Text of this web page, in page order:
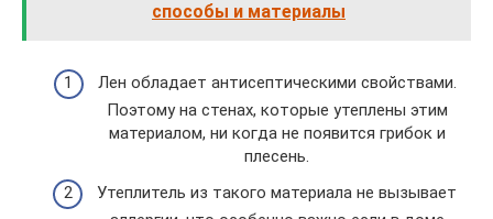
способы и материалы
Лен обладает антисептическими свойствами.
Поэтому на стенах, которые утеплены этим
материалом, ни когда не появится грибок и
плесень.
Утеплитель из такого материала не вызывает